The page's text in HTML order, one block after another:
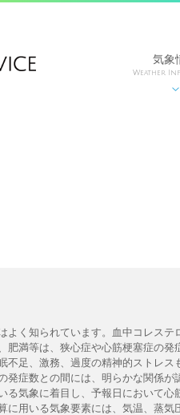
気象
Weather

よく知られています。血中コレステ
肥満等は、狭心症や心筋梗塞症の発
不足、激務、過度の精神的ストレス
症数との間には、明らかな関係が
る気象に着目し、予報日において心
に用いる気象要素には、気温、蒸気